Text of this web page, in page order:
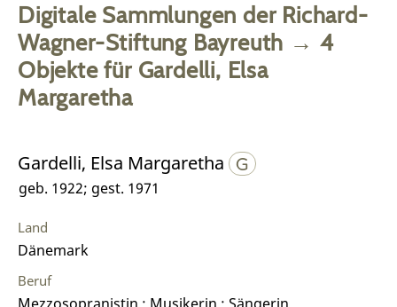
Digitale Sammlungen der Richard-
Wagner-Stiftung Bayreuth → 4
Objektefür Gardelli, Elsa
Margaretha
Gardelli, Elsa Margaretha
geb. 1922; gest. 1971
Land
Dänemark
Beruf